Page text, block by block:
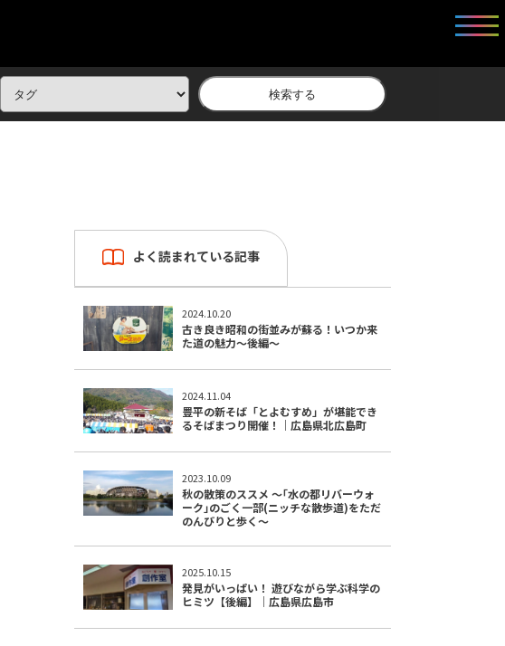
検索する
よく読まれている記事
2024.10.20
古き良き昭和の街並みが蘇る！いつか来
た道の魅力〜後編〜
2024.11.04
豊平の新そば「とよむすめ」が堪能でき
るそばまつり開催！｜広島県北広島町
2023.10.09
秋の散策のススメ ～｢水の都リバーウォ
ーク｣のごく一部(ニッチな散歩道)をただ
のんびりと歩く～
2025.10.15
発見がいっぱい！ 遊びながら学ぶ科学の
ヒミツ【後編】｜広島県広島市